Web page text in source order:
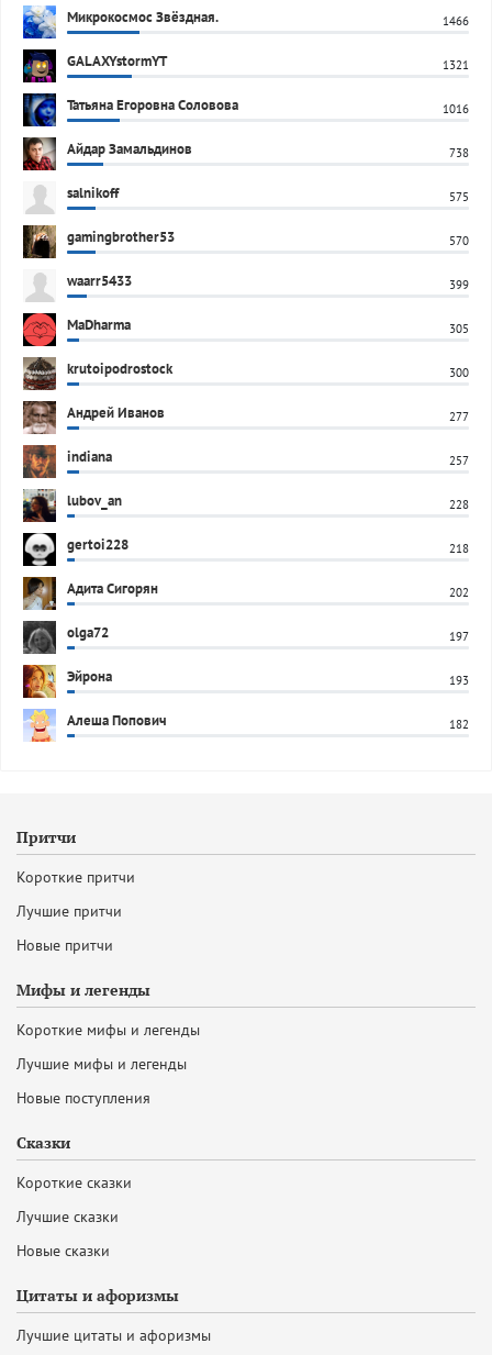
Микрокосмос Звёздная. 1466
GALAXYstormYT 1321
Татьяна Егоровна Соловова 1016
Айдар Замальдинов 738
salnikoff 575
gamingbrother53 570
waarr5433 399
MaDharma 305
krutoipodrostock 300
Андрей Иванов 277
indiana 257
lubov_an 228
gertoi228 218
Адита Сигорян 202
olga72 197
Эйрона 193
Алеша Попович 182
Притчи
Короткие притчи
Лучшие притчи
Новые притчи
Мифы и легенды
Короткие мифы и легенды
Лучшие мифы и легенды
Новые поступления
Сказки
Короткие сказки
Лучшие сказки
Новые сказки
Цитаты и афоризмы
Лучшие цитаты и афоризмы